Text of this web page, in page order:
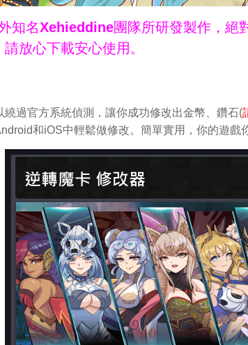
知名Xehieddine團隊所研發製作，絕
放心下載安心使用。
繞過官方系統偵測，讓你成功修改出金幣、鑽石(
和iOS中輕鬆做修改。簡單實用，你的遊戲